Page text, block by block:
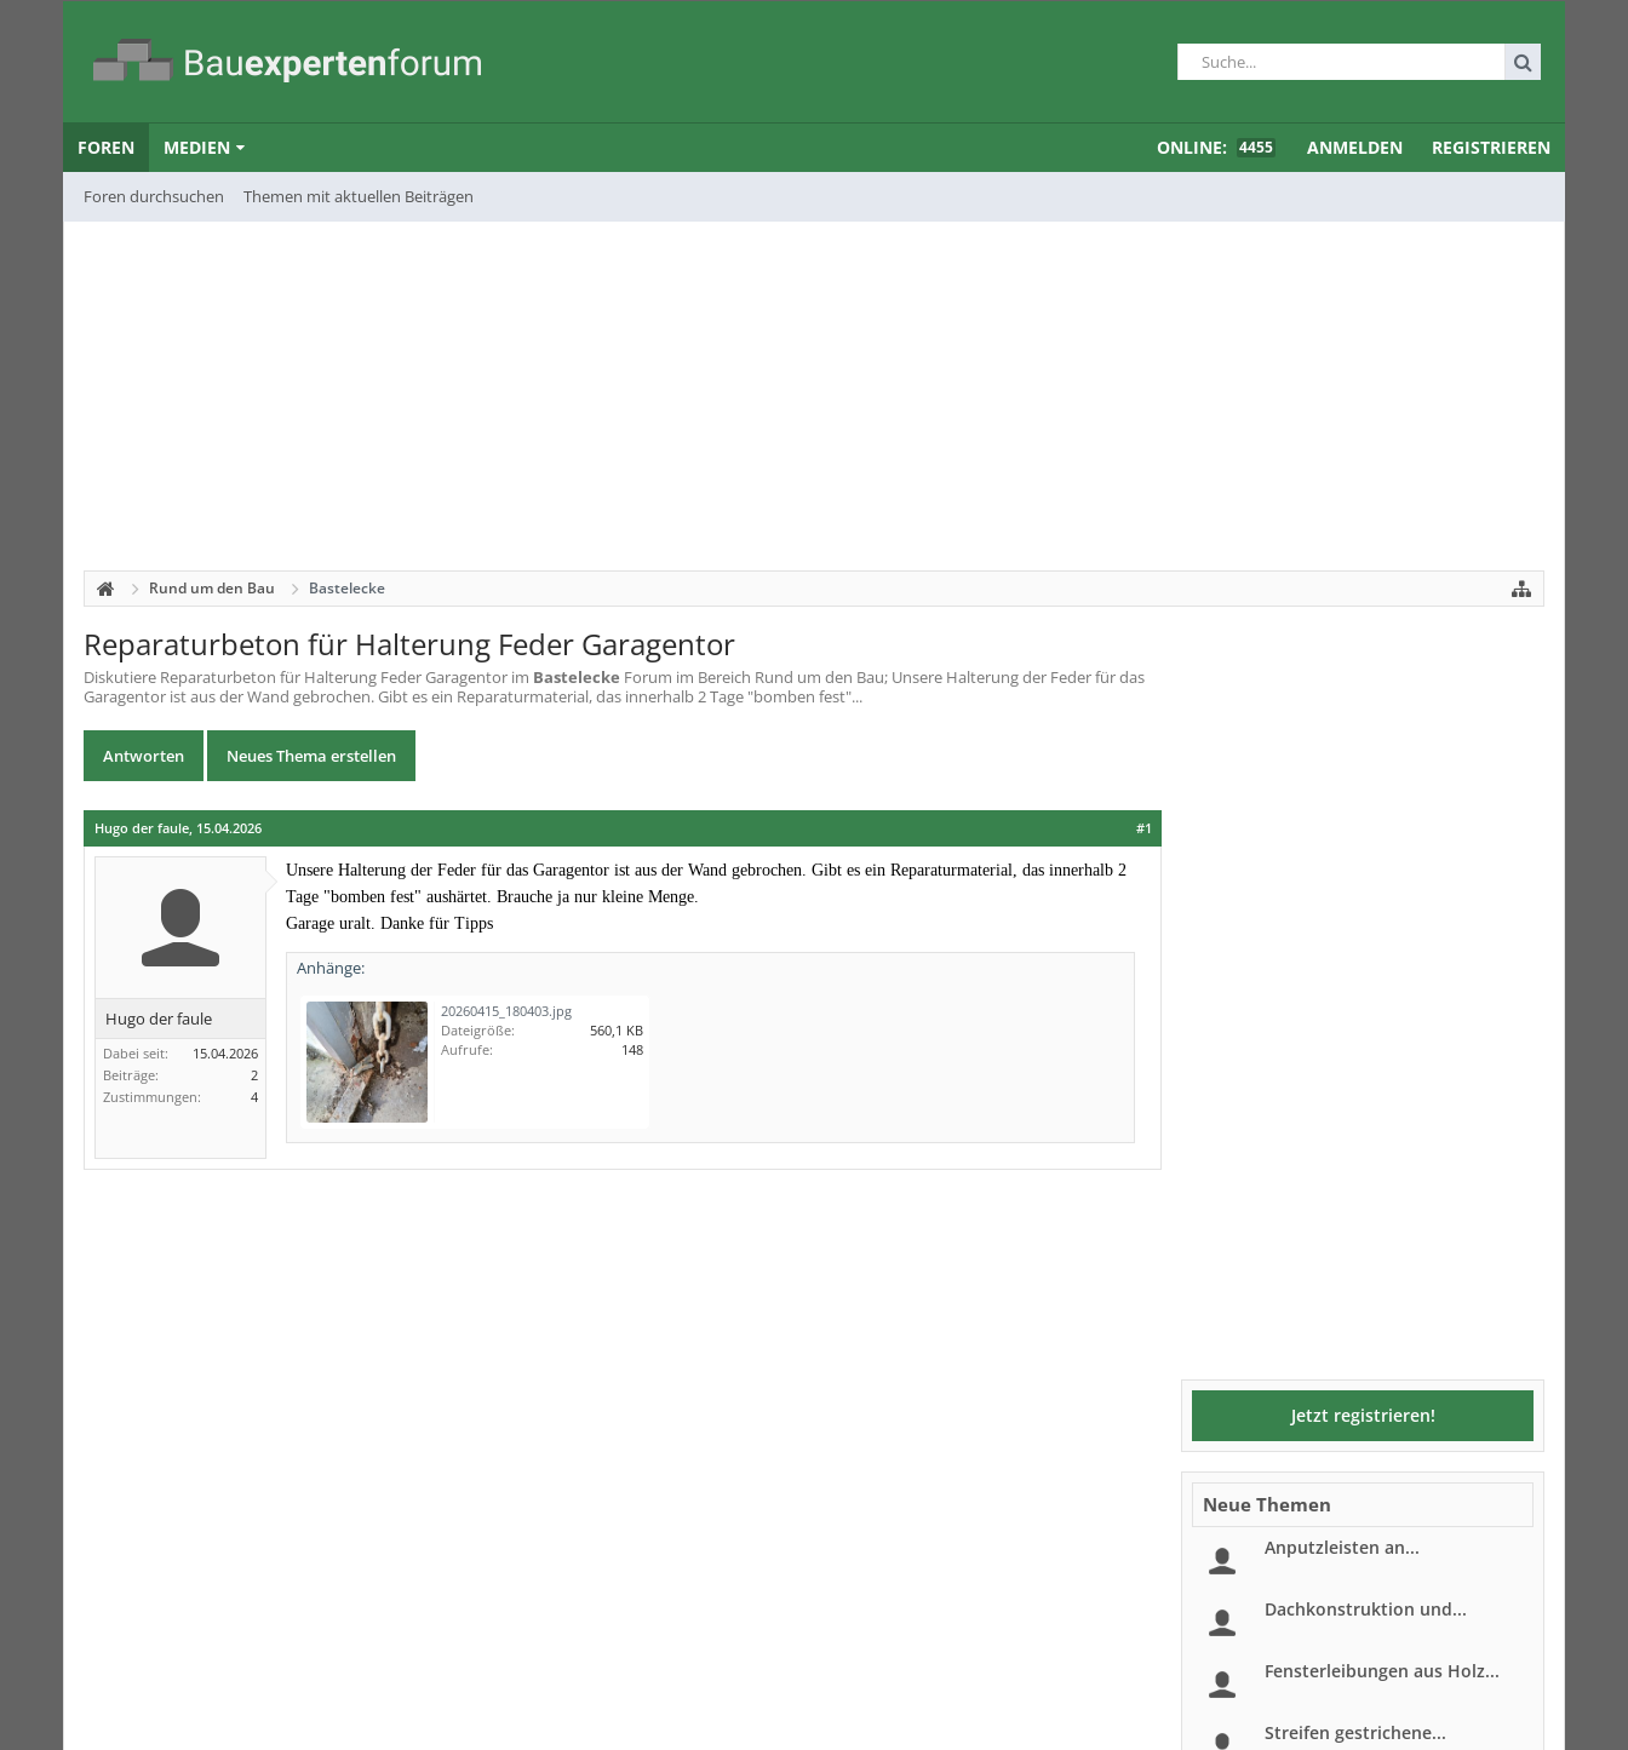
FOREN
Foren durchsuchen Themen mit aktuellen Beiträgen
MEDIEN ONLINE: 4455 ANMELDEN REGISTRIEREN
Rund um den Bau Bastelecke
Reparaturbeton für Halterung Feder Garagentor
Diskutiere Reparaturbeton für Halterung Feder Garagentor im Bastelecke Forum im Bereich Rund um den Bau; Unsere Halterung der Feder für das
Garagentor ist aus der Wand gebrochen. Gibt es ein Reparaturmaterial, das innerhalb 2 Tage "bomben fest"...
Antworten Neues Thema erstellen
#1
Hugo der faule, 15.04.2026
Hugo der faule
Dabei seit:
15.04.2026
Beiträge:
2
Zustimmungen:
4
Unsere Halterung der Feder für das Garagentor ist aus der Wand gebrochen. Gibt es ein Reparaturmaterial, das innerhalb 2
Tage "bomben fest" aushärtet. Brauche ja nur kleine Menge.
Garage uralt. Danke für Tipps
Anhänge:
20260415_180403.jpg
Dateigröße:
560,1 KB
Aufrufe:
148
Jetzt registrieren!
Neue Themen
Anputzleisten an...
Dachkonstruktion und...
Fensterleibungen aus Holz...
Streifen gestrichene...